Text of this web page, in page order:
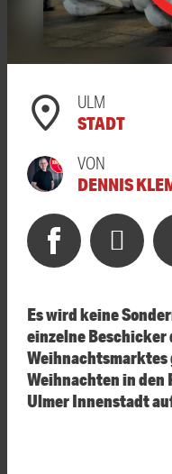
ULM
STADT
VON
DENNIS
Es wird keine
einzelne Beschicker
Weihnachtsmarktes
Weihnachten in den
Ulmer Innenstadt